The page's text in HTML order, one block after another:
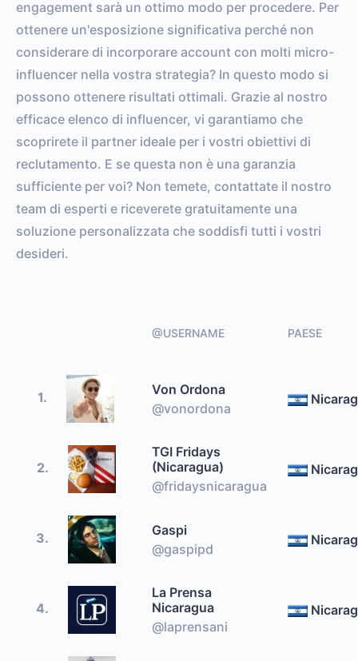
engagement sarà un ottimo modo per procedere. Per
ottenere un'esposizione significativa perché non
considerare di incorporare account con molti micro-
influencer nella vostra strategia? In questo modo si
possono ottenere risultati ottimali. Grazie al nostro
efficace elenco di influencer, vi garantiamo che
scoprirete il partner ideale per i vostri obiettivi di
reclutamento. E se questa non è una garanzia
sufficiente per voi? Non temete, contattate il nostro
team di esperti e riceverete gratuitamente una
soluzione personalizzata che soddisfi tutti i vostri
desideri.
@USERNAME PAESE
1.
Von Ordona
@vonordona
2.
TGI Fridays
(Nicaragua)
@fridaysnicaragua
3.
Gaspi
@gaspipd
4.
La Prensa
Nicaragua
@laprensani